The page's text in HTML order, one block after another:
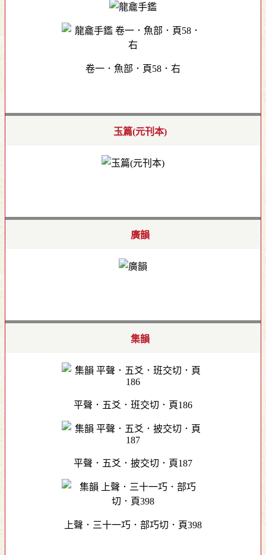
卷一．魚部．頁58．右
玉篇(元刊本)
廣韻
集韻
平聲．五爻．班交切．頁186
平聲．五爻．披交切．頁187
上聲．三十一巧．部巧切．頁398